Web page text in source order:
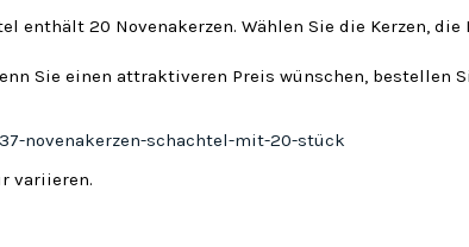
enthält 20 Novenakerzen. Wählen Sie die Kerzen,
Sie einen attraktiveren Preis wünschen, bestellen
novenakerzen-schachtel-mit-20-stück
variieren.